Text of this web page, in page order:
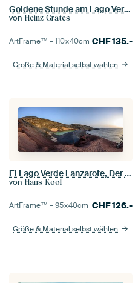
Goldene Stunde am Lago Verde
von Heinz Grates
ArtFrame™ –110×40cm CHF135.-
Größe & Material selbst wählen
El Lago Verde Lanzarote, Der Grüne See !
von Hans Kool
ArtFrame™ –95×40cm CHF126.-
Größe & Material selbst wählen